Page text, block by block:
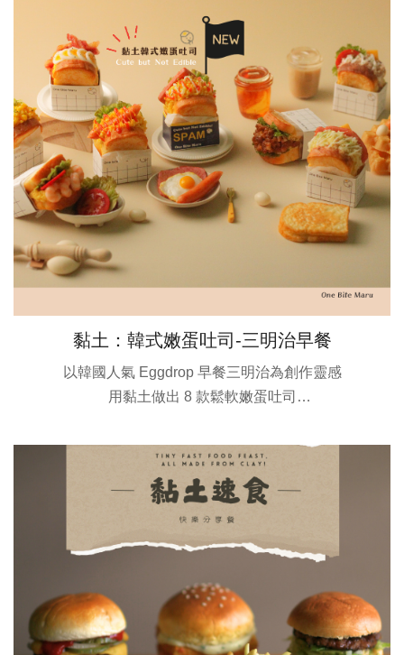
黏土：韓式嫩蛋吐司-三明治早餐
以韓國人氣 Eggdrop 早餐三明治為創作靈感
用黏土做出 8 款鬆軟嫩蛋吐司
包裝、菜單都能親手完成
吐司尺寸約 2 × 3 cm，小巧卻充滿細節
One Bite Maru， 一口大小的美味時光